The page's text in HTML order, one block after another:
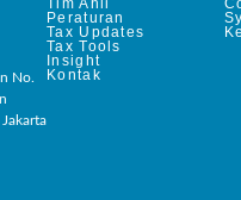
No.
Peraturan
Tax Updates
Tax Tools
Insight
Kontak